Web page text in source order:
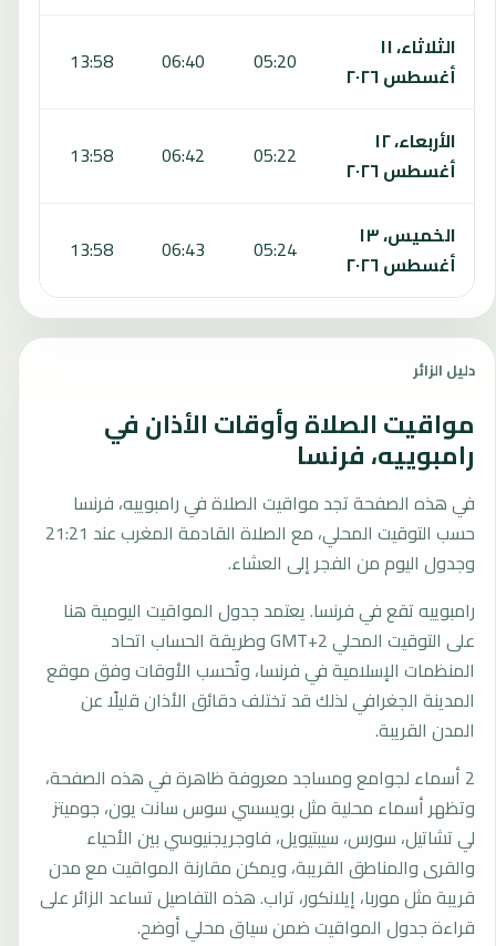
الثلاثاء، ١١
أغسطس ٢٠٢٦
05:20
06:40
13:58
الأربعاء، ١٢
أغسطس ٢٠٢٦
05:22
06:42
13:58
الخميس، ١٣
أغسطس ٢٠٢٦
05:24
06:43
13:58
دليل الزائر
مواقيت الصلاة وأوقات الأذان في
رامبوييه، فرنسا
في هذه الصفحة تجد مواقيت الصلاة في رامبوييه، فرنسا
حسب التوقيت المحلي، مع الصلاة القادمة المغرب عند 21:21
وجدول اليوم من الفجر إلى العشاء.
رامبوييه تقع في فرنسا. يعتمد جدول المواقيت اليومية هنا
على التوقيت المحلي GMT+2 وطريقة الحساب اتحاد
المنظمات الإسلامية في فرنسا، وتُحسب الأوقات وفق موقع
المدينة الجغرافي لذلك قد تختلف دقائق الأذان قليلًا عن
المدن القريبة.
2 أسماء لجوامع ومساجد معروفة ظاهرة في هذه الصفحة،
وتظهر أسماء محلية مثل بويسسي سوس سانت يون، جوميتز
لي تشاتيل، سورس، سيبتيويل، فاوجريجنيوسي بين الأحياء
والقرى والمناطق القريبة، ويمكن مقارنة المواقيت مع مدن
قريبة مثل موربا، إيلانكور، تراب. هذه التفاصيل تساعد الزائر على
قراءة جدول المواقيت ضمن سياق محلي أوضح.